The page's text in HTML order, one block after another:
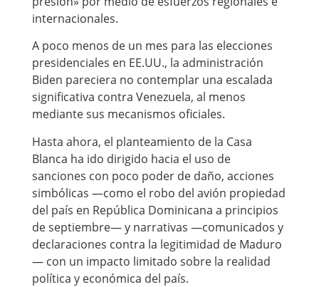
internacionales.
A poco menos de un mes para las elecciones
presidenciales en EE.UU., la administración
Biden pareciera no contemplar una escalada
significativa contra Venezuela, al menos
mediante sus mecanismos oficiales.
Hasta ahora, el planteamiento de la Casa
Blanca ha ido dirigido hacia el uso de
sanciones con poco poder de daño, acciones
simbólicas —como el robo del avión propiedad
del país en República Dominicana a principios
de septiembre— y narrativas —comunicados y
declaraciones contra la legitimidad de Maduro
— con un impacto limitado sobre la realidad
política y económica del país.